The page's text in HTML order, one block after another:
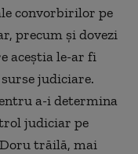
convorbirilor pe
precum și dovezi
aceștia le-ar fi
judiciare.
a-i determina
judiciar pe
trăilă, mai